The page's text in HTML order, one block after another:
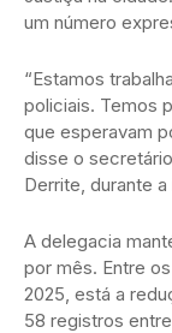
um número
“Estamos
policiais. Temos
que esperavam
disse o
Derrite, durante
A delegacia
por mês. Entre
2025, está a
58 registros